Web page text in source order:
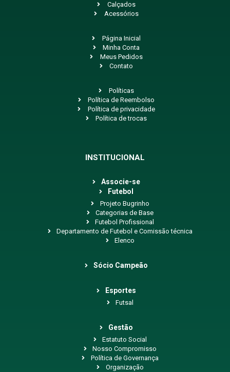
Calçados
Acessórios
Página Inicial
Minha Conta
Meus Pedidos
Contato
Políticas
Política de Reembolso
Política de privacidade
Política de trocas
INSTITUCIONAL
Associe-se
Futebol
Projeto Bugrinho
Categorias de Base
Futebol Profissional
Departamento de Futebol e Comissão técnica
Elenco
Sócio Campeão
Esportes
Futsal
Gestão
Estatuto Social
Nosso Compromisso
Política de Governança
Organização